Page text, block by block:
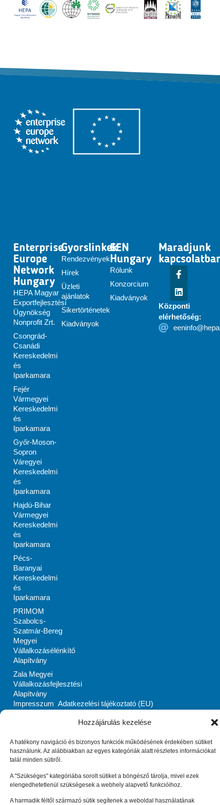
Hozzájárulás kezelése
A hatékony navigáció és bizonyos funkciók működésének érdekében sütiket
használunk. Az alábbiakban az egyes kategóriák alatt részletes információkat
talál minden sütiről.
A "Szükséges" kategóriába sorolt sütiket a böngésző tárolja, mivel ezek
elengedhetetlenül szükségesek a webhely alapvető funkcióihoz.
A harmadik féltől származó sütik segítenek a weboldal használatának
Enterprise
Europe
Network
Hungary
HEPA Magyar
Exportfejlesztési
Ügynökség
Nonprofit Zrt.
Csongrád-
Csanádi
Kereskedelmi
és
Iparkamara
Fejér
Vármegyei
Kereskedelmi
és
Iparkamara
Győr-Moson-
Sopron
Váregyei
Kereskedelmi
és
Iparkamara
Hajdú-Bihar
Vármegyei
Kereskedelmi
és
Iparkamara
Pécs-
Baranyai
Kereskedelmi
és
Iparkamara
PRIMOM
Szabolcs-
Szatmár-Bereg
Megyei
Vállalkozásélénkítő
Alapítvány
Zala Megyei
Vállalkozásfejlesztési
Alapítvány
Gyorslinkek
Rendezvények
Hírek
Üzleti
ajánlatok
Sikertörténetek
Kiadványok
EEN
Hungary
Rólunk
Konzorcium
Kiadványok
Maradjunk
Központi
elérhetőség:
Impresszum Adatkezelési tájékoztató (EU)
© Enterprise Europe Network Hungary 2010 –